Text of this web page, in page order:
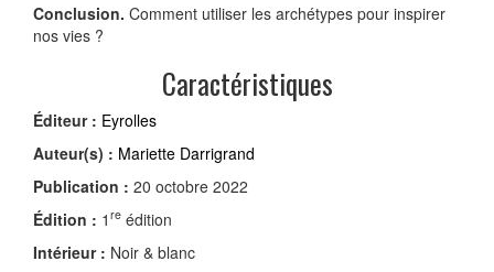
Conclusion. Comment utiliser les archétypes pour inspirer
nos vies ?
Caractéristiques
Éditeur : Eyrolles
Auteur(s) : Mariette Darrigrand
Publication : 20 octobre 2022
Édition : 1 re édition
Intérieur : Noir & blanc